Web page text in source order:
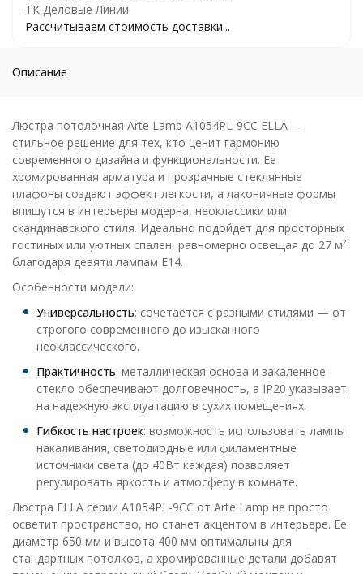
ТК Деловые Линии
Рассчитываем стоимость доставки...
Описание
Люстра потолочная Arte Lamp A1054PL-9CC ELLA —
стильное решение для тех, кто ценит гармонию
современного дизайна и функциональности. Ее
хромированная арматура и прозрачные стеклянные
плафоны создают эффект легкости, а лаконичные формы
впишутся в интерьеры модерна, неоклассики или
скандинавского стиля. Идеально подойдет для просторных
гостиных или уютных спален, равномерно освещая до 27 м²
благодаря девяти лампам E14.
Особенности модели:
Универсальность: сочетается с разными стилями — от
строгого современного до изысканного
неоклассического.
Практичность: металлическая основа и закаленное
стекло обеспечивают долговечность, а IP20 указывает
на надежную эксплуатацию в сухих помещениях.
Гибкость настроек: возможность использовать лампы
накаливания, светодиодные или филаментные
источники света (до 40Вт каждая) позволяет
регулировать яркость и атмосферу в комнате.
Люстра ELLA серии A1054PL-9CC от Arte Lamp не просто
осветит пространство, но станет акцентом в интерьере. Ее
диаметр 650 мм и высота 400 мм оптимальны для
стандартных потолков, а хромированные детали добавят